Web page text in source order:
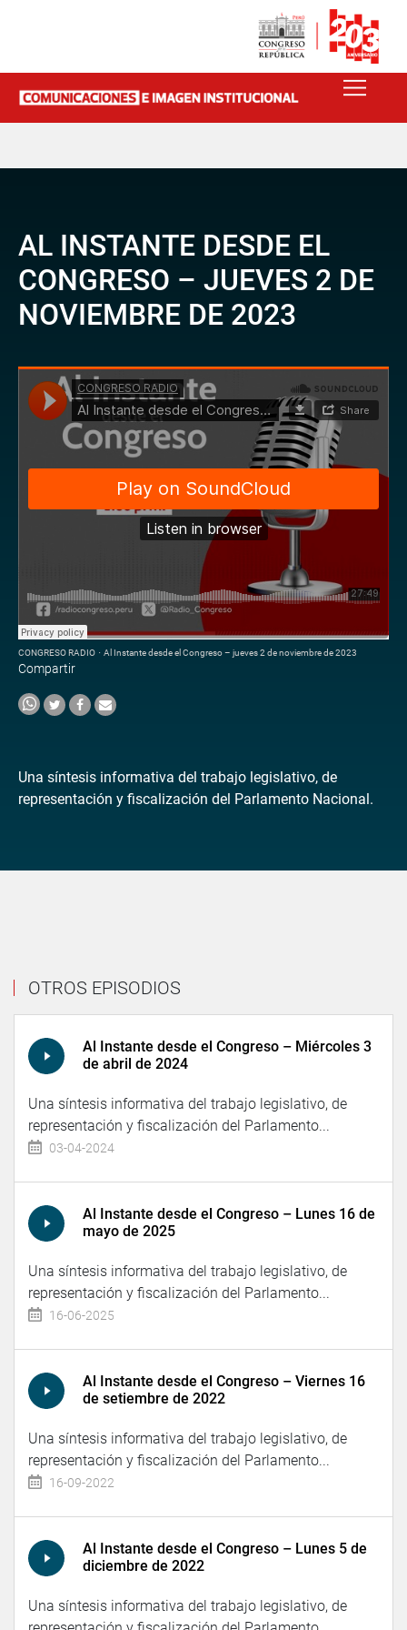
AL INSTANTE DESDE EL
CONGRESO – JUEVES 2 DE
NOVIEMBRE DE 2023
CONGRESO RADIO · Al Instante desde el Congreso – jueves 2 de noviembre de 2023
Compartir
Una síntesis informativa del trabajo legislativo, de
representación y fiscalización del Parlamento Nacional.
OTROS EPISODIOS
Al Instante desde el Congreso – Miércoles 3
de abril de 2024
Una síntesis informativa del trabajo legislativo, de
representación y fiscalización del Parlamento...
03-04-2024
Al Instante desde el Congreso – Lunes 16 de
mayo de 2025
Una síntesis informativa del trabajo legislativo, de
representación y fiscalización del Parlamento...
16-06-2025
Al Instante desde el Congreso – Viernes 16
de setiembre de 2022
Una síntesis informativa del trabajo legislativo, de
representación y fiscalización del Parlamento...
16-09-2022
Al Instante desde el Congreso – Lunes 5 de
diciembre de 2022
Una síntesis informativa del trabajo legislativo, de